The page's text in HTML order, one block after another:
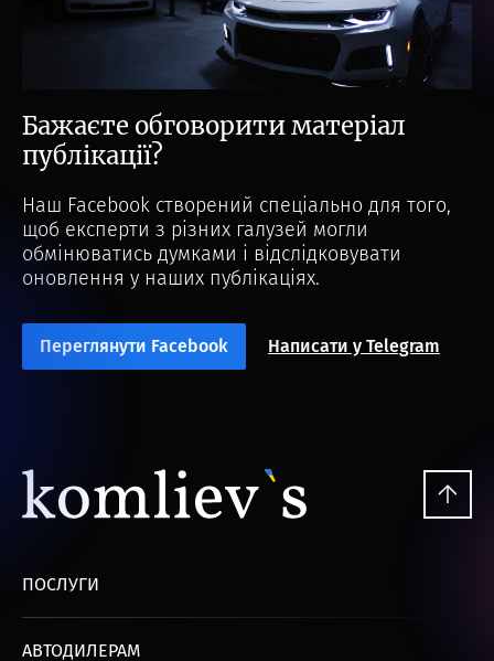
Бажаєте обговорити матеріал
публікації?
Наш Facebook створений спеціально для того,
щоб експерти з різних галузей могли
обмінюватись думками і відслідковувати
оновлення у наших публікаціях.
Переглянути Facebook Написати у Telegram
ПОСЛУГИ
АВТОДИЛЕРАМ